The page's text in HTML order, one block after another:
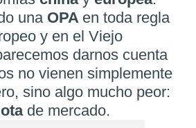
una OPA en toda regla
y en el Viejo
darnos cuenta
no vienen simplemente
sino algo mucho peor:
de mercado.